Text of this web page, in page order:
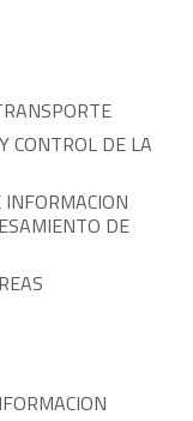
CONTROL DE LA
DE